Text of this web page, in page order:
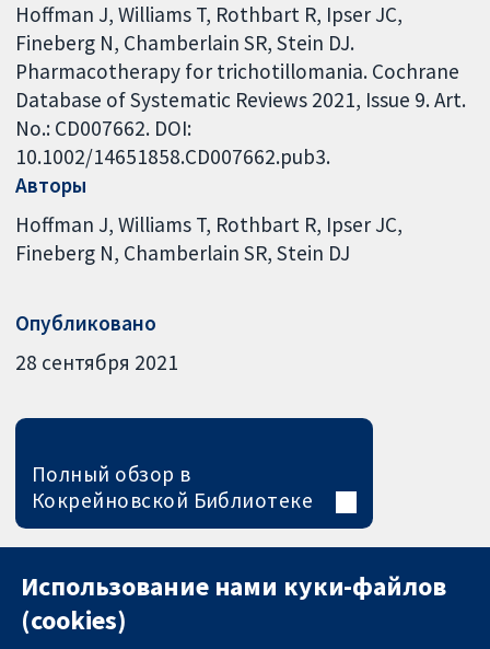
Hoffman J, Williams T, Rothbart R, Ipser JC,
Fineberg N, Chamberlain SR, Stein DJ.
Pharmacotherapy for trichotillomania. Cochrane
Database of Systematic Reviews 2021, Issue 9. Art.
No.: CD007662. DOI:
10.1002/14651858.CD007662.pub3.
Авторы
Hoffman J Williams T Rothbart R Ipser JC
Fineberg N Chamberlain SR Stein DJ
Опубликовано
28 сентября 2021
Полный обзор в
Кокрейновской Библиотеке
Использование нами куки-файлов
(cookies)